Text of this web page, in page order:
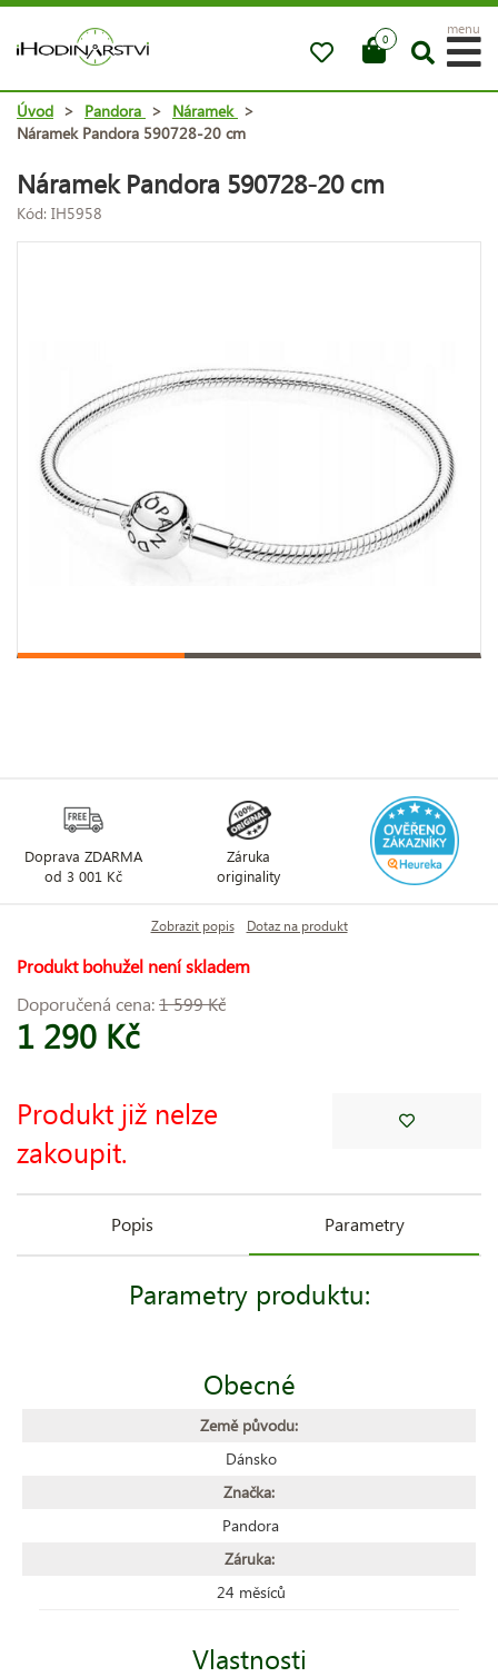
0
menu
Úvod > Pandora > Náramek >
Náramek Pandora 590728-20 cm
Náramek Pandora 590728-20 cm
Kód: IH5958
Doprava ZDARMA
od 3 001 Kč
Záruka
originality
Zobrazit popis Dotaz na produkt
Produkt bohužel není skladem
Doporučená cena:1 599 Kč
1 290 Kč
Produkt již nelze
zakoupit.
Popis Parametry
Parametry produktu:
Obecné
Země původu:
Dánsko
Značka:
Pandora
Záruka:
24 měsíců
Vlastnosti